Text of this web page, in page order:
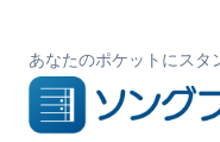
あなたのポケットにスタ